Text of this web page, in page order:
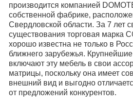
производится компанией
собственной фабрике,
Свердловской области. За 7 лет
существования торговая марка
хорошо известна не только в
ближнего зарубежья. Крупнейшие
включают эту мебель в свои
матрицы, поскольку она имеет
внешний вид и выгодно
от предложений конкурентов.